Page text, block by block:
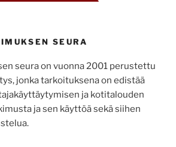
SEURA
seura on vuonna 2001 perustettu
jonka tarkoituksena on edistää
ja kotitalouden
ja sen käyttöä sekä siihen